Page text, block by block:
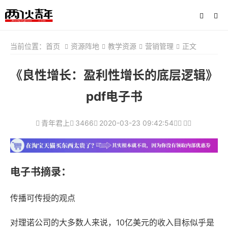
当前位置： 首页 资源阵地 教学资源 营销管理 正文
《良性增长：盈利性增长的底层逻辑》
pdf电子书
青年君上 3466 2020-03-23 09:42:54
电子书摘录：
传播可传授的观点
对理诺公司的大多数人来说，10亿美元的收入目标似乎是